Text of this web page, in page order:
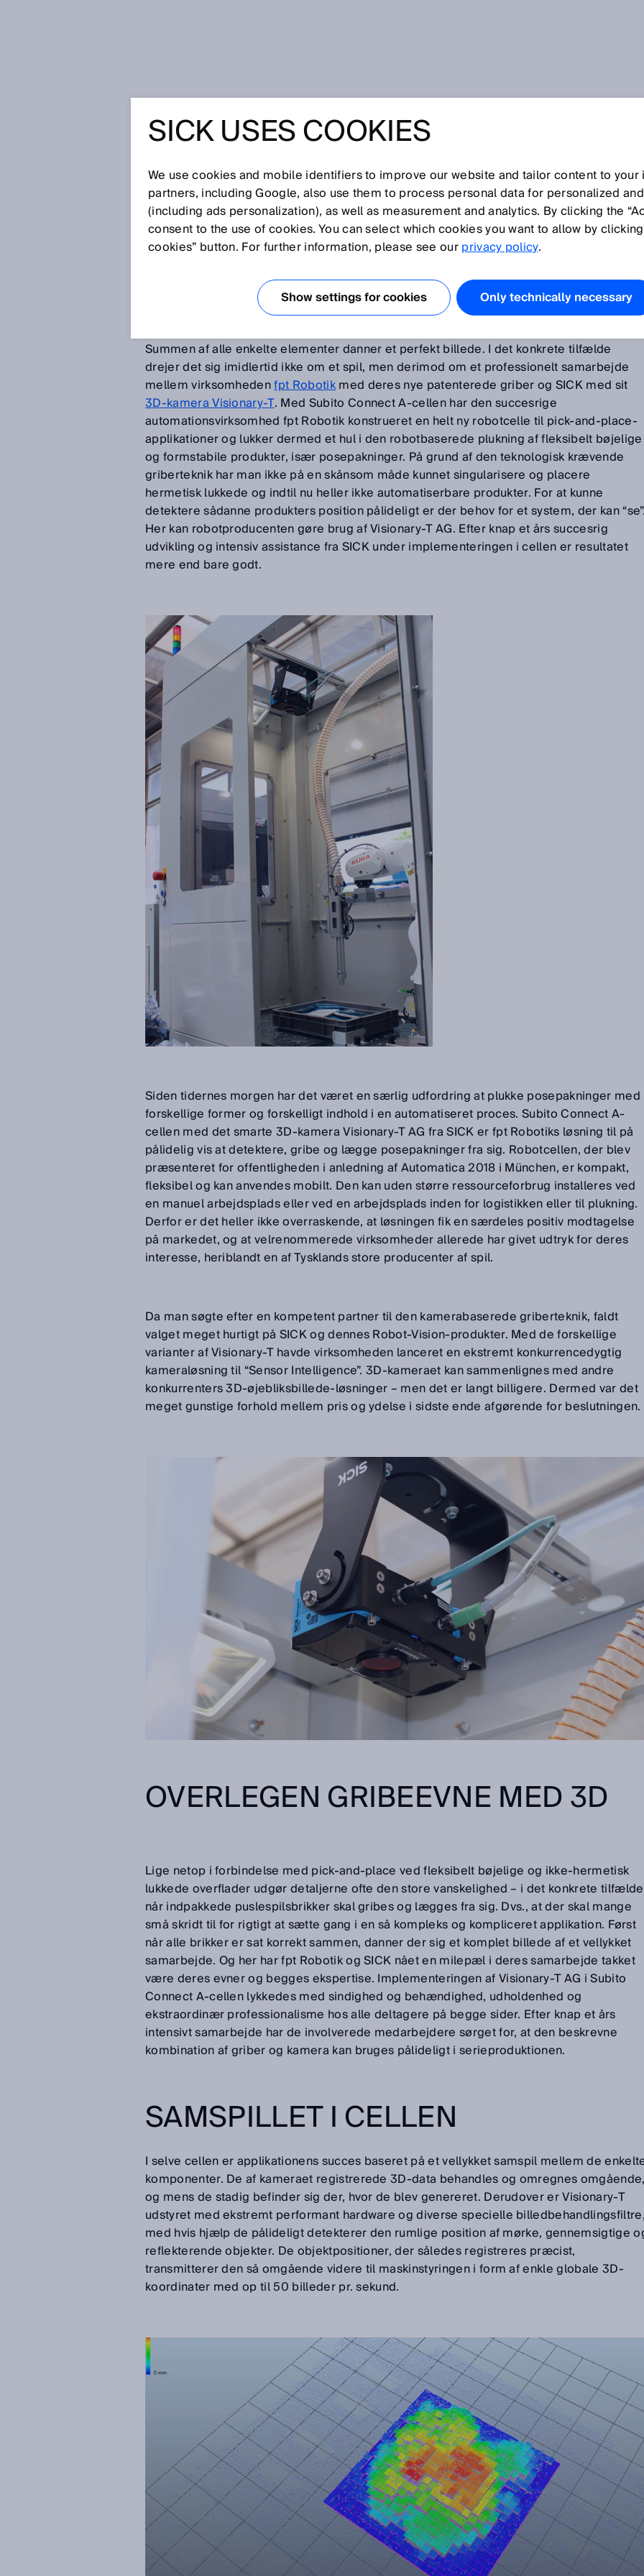
MÆRKBAR SUCCES ER ET
STORT PUSLESPIL –
PERFEKT SAMSPIL VED
ROBOT VISION
Summen af alle enkelte elementer danner et perfekt billede. I det konkrete tilfælde
drejer det sig imidlertid ikke om et spil, men derimod om et professionelt samarbejde
mellem virksomhedenfpt Robotikmed deres nye patenterede griber og SICK med sit
3D-kamera Visionary-T. Med Subito Connect A-cellen har den succesrige
automationsvirksomhed fpt Robotik konstrueret en helt ny robotcelle til pick-and-place-
applikationer og lukker dermed et hul i den robotbaserede plukning af fleksibelt bøjelige
og formstabile produkter, især posepakninger. På grund af den teknologisk krævende
griberteknik har man ikke på en skånsom måde kunnet singularisere og placere
hermetisk lukkede og indtil nu heller ikke automatiserbare produkter. For at kunne
detektere sådanne produkters position pålideligt er der behov for et system, der kan
Her kan robotproducenten gøre brug af Visionary-T AG. Efter knap et års succesrig
udvikling og intensiv assistance fra SICK under implementeringen i cellen er resultatet
mere end bare godt.
Siden tidernes morgen har det været en særlig udfordring at plukke posepakninger med
forskellige former og forskelligt indhold i en automatiseret proces. Subito Connect A-
cellen med det smarte 3D-kamera Visionary-T AG fra SICK er fpt Robotiks løsning til på
pålidelig vis at detektere, gribe og lægge posepakninger fra sig. Robotcellen, der blev
præsenteret for offentligheden i anledning af Automatica 2018 i München, er kompakt,
fleksibel og kan anvendes mobilt. Den kan uden større ressourceforbrug installeres ved
en manuel arbejdsplads eller ved en arbejdsplads inden for logistikken eller til plukning.
Derfor er det heller ikke overraskende, at løsningen fik en særdeles positiv modtagelse
på markedet, og at velrenommerede virksomheder allerede har givet udtryk for deres
interesse, heriblandt en af Tysklands store producenter af spil.
Da man søgte efter en kompetent partner til den kamerabaserede griberteknik, faldt
valget meget hurtigt på SICK og dennes Robot-Vision-produkter. Med de forskellige
varianter af Visionary-T havde virksomheden lanceret en ekstremt konkurrencedygtig
kameraløsning til “Sensor Intelligence”. 3D-kameraet kan sammenlignes med andre
konkurrenters 3D-øjebliksbillede-løsninger – men det er langt billigere. Dermed var det
meget gunstige forhold mellem pris og ydelse i sidste ende afgørende for beslutningen.
OVERLEGEN GRIBEEVNE MED 3D
Lige netop i forbindelse med pick-and-place ved fleksibelt bøjelige og ikke-hermetisk
lukkede overflader udgør detaljerne ofte den store vanskelighed – i det konkrete
når indpakkede puslespilsbrikker skal gribes og lægges fra sig. Dvs., at der skal mange
små skridt til for rigtigt at sætte gang i en så kompleks og kompliceret applikation. Først
når alle brikker er sat korrekt sammen, danner der sig et komplet billede af et vellykket
samarbejde. Og her har fpt Robotik og SICK nået en milepæl i deres samarbejde takket
være deres evner og begges ekspertise. Implementeringen af Visionary-T AG i Subito
Connect A-cellen lykkedes med sindighed og behændighed, udholdenhed og
ekstraordinær professionalisme hos alle deltagere på begge sider. Efter knap et års
intensivt samarbejde har de involverede medarbejdere sørget for, at den beskrevne
kombination af griber og kamera kan bruges pålideligt i serieproduktionen.
SAMSPILLET I CELLEN
I selve cellen er applikationens succes baseret på et vellykket samspil mellem de
komponenter. De af kameraet registrerede 3D-data behandles og omregnes
og mens de stadig befinder sig der, hvor de blev genereret. Derudover er Visionary-T
udstyret med ekstremt performant hardware og diverse specielle
med hvis hjælp de pålideligt detekterer den rumlige position af mørke, gennemsigtige
reflekterende objekter. De objektpositioner, der således registreres præcist,
transmitterer den så omgående videre til maskinstyringen i form af enkle globale 3D-
koordinater med op til 50 billeder pr. sekund.
SICK USES COOKIES
We use cookies and mobile identifiers to improve our website and tailor content to
partners, including Google, also use them to process personal data for personalized
(including ads personalization), as well as measurement and analytics. By clicking the
consent to the use of cookies. You can select which cookies you want to allow by
cookies” button. For further information, please see ourprivacy policy.
Show settings for cookies Only technically necessary